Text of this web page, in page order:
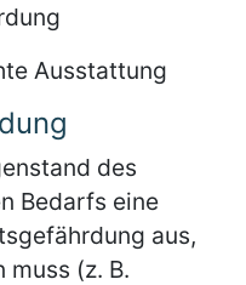
Ausstattung
des
Bedarfs eine
aus,
(z. B.